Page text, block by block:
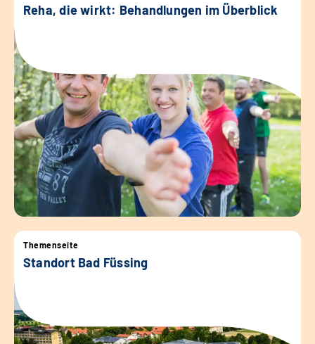
Reha, die wirkt: Behandlungen im Überblick
Themenseite
Standort Bad Füssing